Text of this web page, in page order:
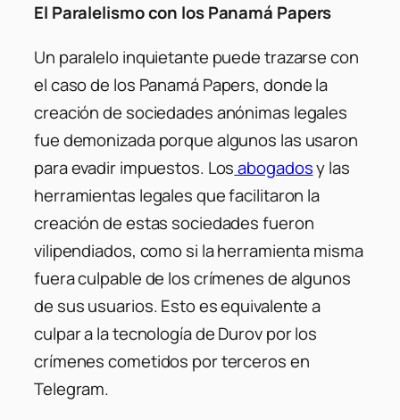
El Paralelismo con los Panamá Papers
Un paralelo inquietante puede trazarse con
el caso de los Panamá Papers, donde la
creación de sociedades anónimas legales
fue demonizada porque algunos las usaron
para evadir impuestos. Losabogadosy las
herramientas legales que facilitaron la
creación de estas sociedades fueron
vilipendiados, como si la herramienta misma
fuera culpable de los crímenes de algunos
de sus usuarios. Esto es equivalente a
culpar a la tecnología de Durov por los
crímenes cometidos por terceros en
Telegram.